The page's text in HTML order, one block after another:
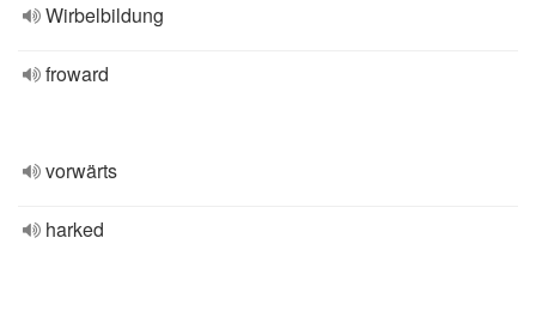
Wirbelbildung
froward
vorwärts
harked